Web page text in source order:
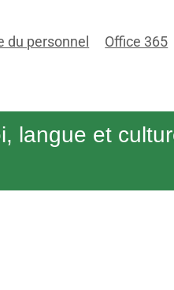
du personnel Office 365
langue et